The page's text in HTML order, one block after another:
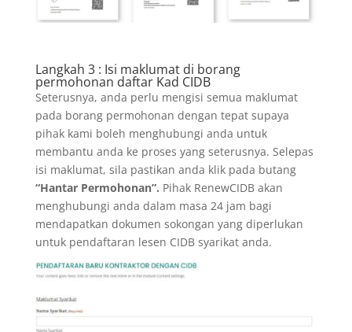
Langkah 3 : Isi maklumat di borang
permohonan daftar Kad CIDB
Seterusnya, anda perlu mengisi semua maklumat
pada borang permohonan dengan tepat supaya
pihak kami boleh menghubungi anda untuk
membantu anda ke proses yang seterusnya. Selepas
isi maklumat, sila pastikan anda klik pada butang
“Hantar Permohonan”. Pihak RenewCIDB akan
menghubungi anda dalam masa 24 jam bagi
mendapatkan dokumen sokongan yang diperlukan
untuk pendaftaran lesen CIDB syarikat anda.